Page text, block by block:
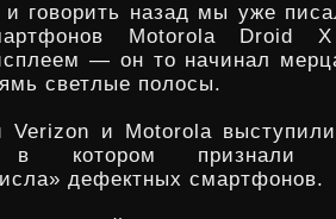
говорить назад мы уже
Motorola Droid
— он то начинал
светлые полосы.
Verizon и Motorola
в котором признали
дефектных смартфонов.